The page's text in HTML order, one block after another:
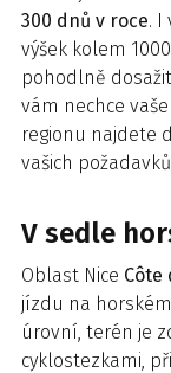
300 dnů v roce. I
výšek kolem
pohodlně
vám nechce
regionu najdete
vašich
V sedle
Oblast Nice Côte
jízdu na
úrovní, terén je
cyklostezkami,